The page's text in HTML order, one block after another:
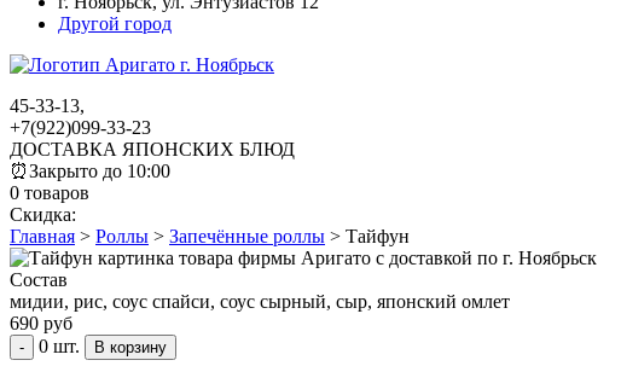
Другой город
45-33-13,
+7(922)099-33-23
ДОСТАВКА ЯПОНСКИХ БЛЮД
⏰Закрыто до 10:00
0 товаров
Скидка:
Главная > Роллы > Запечённые роллы > Тайфун
Состав
мидии, рис, соус спайси, соус сырный, сыр, японский омлет
690 руб
- 0 шт.